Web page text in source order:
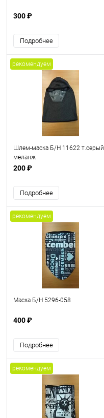
300 ₽
Подробнее
рекомендуем
Шлем-маска Б/Н 11622 т.серый
меланж
200 ₽
Подробнее
рекомендуем
Маска Б/Н 5296-058
400 ₽
Подробнее
рекомендуем